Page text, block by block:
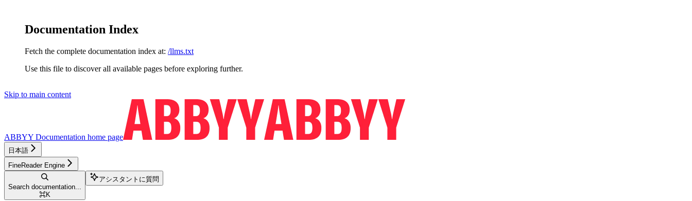
Documentation Index
Fetch the complete documentation index at: /llms.txt
Use this file to discover all available pages before exploring further.
Skip to main content
ABBYY Documentation home page
日本語
FineReader Engine
Search documentation...
⌘K
アシスタントに質問